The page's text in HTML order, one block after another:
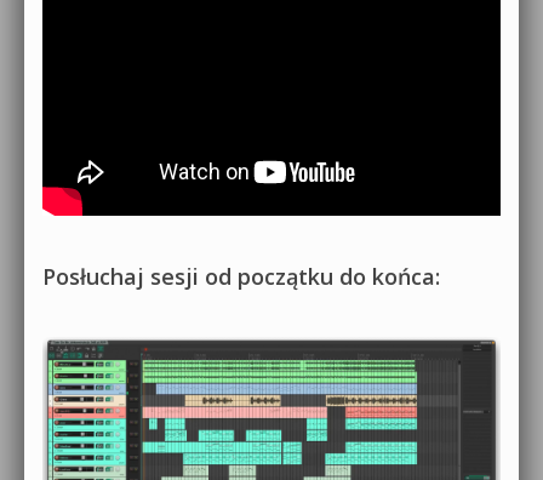
Posłuchaj sesji od początku do końca: